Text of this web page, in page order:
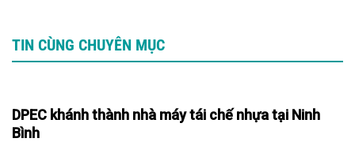
TIN CÙNG CHUYÊN MỤC
DPEC khánh thành nhà máy tái chế nhựa tại Ninh
Bình